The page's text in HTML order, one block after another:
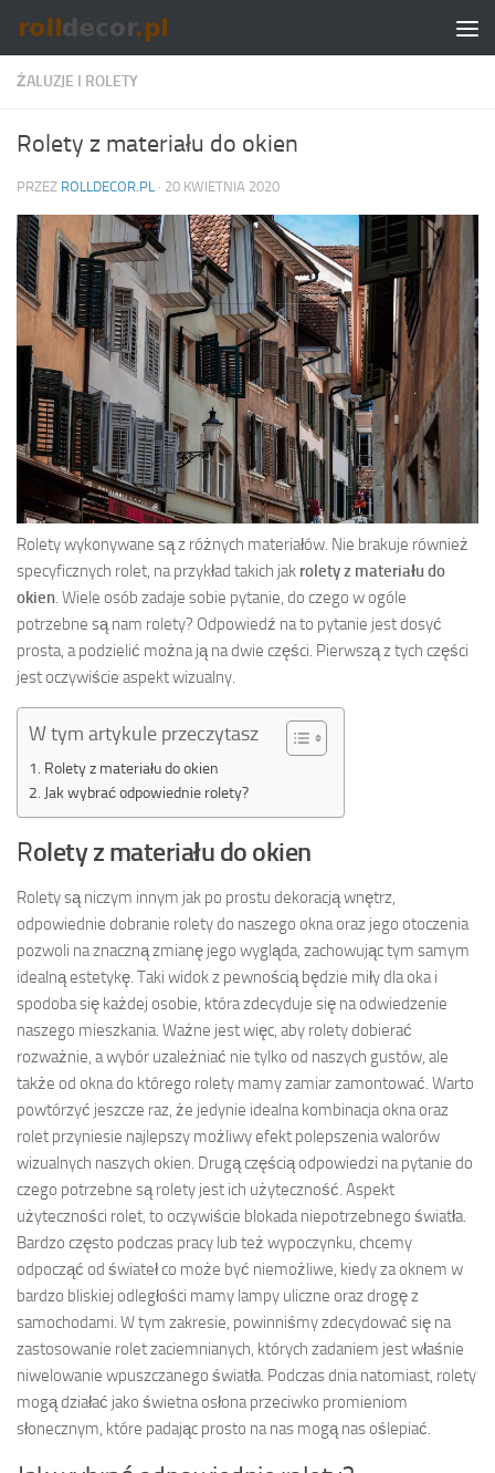
Skip to content
ŻALUZJE I ROLETY
Rolety z materiału do okien
PRZEZ ROLLDECOR.PL · 20 KWIETNIA 2020
Rolety wykonywane są z różnych materiałów. Nie brakuje również
specyficznych rolet, na przykład takich jak rolety z materiału do
okien. Wiele osób zadaje sobie pytanie, do czego w ogóle
potrzebne są nam rolety? Odpowiedź na to pytanie jest dosyć
prosta, a podzielić można ją na dwie części. Pierwszą z tych części
jest oczywiście aspekt wizualny.
W tym artykule przeczytasz
Rolety z materiału do okien
Jak wybrać odpowiednie rolety?
Rolety z materiału do okien
Rolety są niczym innym jak po prostu dekoracją wnętrz,
odpowiednie dobranie rolety do naszego okna oraz jego otoczenia
pozwoli na znaczną zmianę jego wygląda, zachowując tym samym
idealną estetykę. Taki widok z pewnością będzie miły dla oka i
spodoba się każdej osobie, która zdecyduje się na odwiedzenie
naszego mieszkania. Ważne jest więc, aby rolety dobierać
rozważnie, a wybór uzależniać nie tylko od naszych gustów, ale
także od okna do którego rolety mamy zamiar zamontować. Warto
powtórzyć jeszcze raz, że jedynie idealna kombinacja okna oraz
rolet przyniesie najlepszy możliwy efekt polepszenia walorów
wizualnych naszych okien. Drugą częścią odpowiedzi na pytanie do
czego potrzebne są rolety jest ich użyteczność. Aspekt
użyteczności rolet, to oczywiście blokada niepotrzebnego światła.
Bardzo często podczas pracy lub też wypoczynku, chcemy
odpocząć od świateł co może być niemożliwe, kiedy za oknem w
bardzo bliskiej odległości mamy lampy uliczne oraz drogę z
samochodami. W tym zakresie, powinniśmy zdecydować się na
zastosowanie rolet zaciemnianych, których zadaniem jest właśnie
niwelowanie wpuszczanego światła. Podczas dnia natomiast, rolety
mogą działać jako świetna osłona przeciwko promieniom
słonecznym, które padając prosto na nas mogą nas oślepiać.